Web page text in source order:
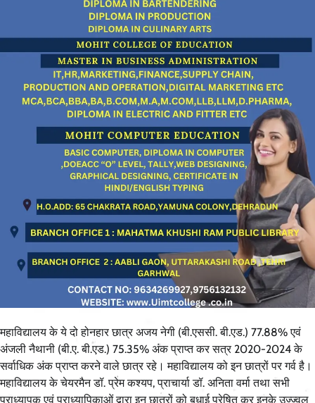
महाविद्यालय के ये दो होनहार छात्र अजय नेगी (बी.एससी. बी.एड.) 77.88% एवं
अंजली नैथानी (बी.ए. बी.एड.) 75.35% अंक प्राप्त कर सत्र 2020-2024 के
सर्वाधिक अंक प्राप्त करने वाले छात्र रहे। महाविद्यालय को इन छात्रों पर गर्व है।
महाविद्यालय के चेयरमैन डॉ. प्रेम कश्यप, प्राचार्या डॉ. अनिता वर्मा तथा सभी
प्राध्यापक एवं प्राध्यापिकाओं द्वारा इन छात्रों को बधाई प्रेषित कर इनके उज्ज्वल